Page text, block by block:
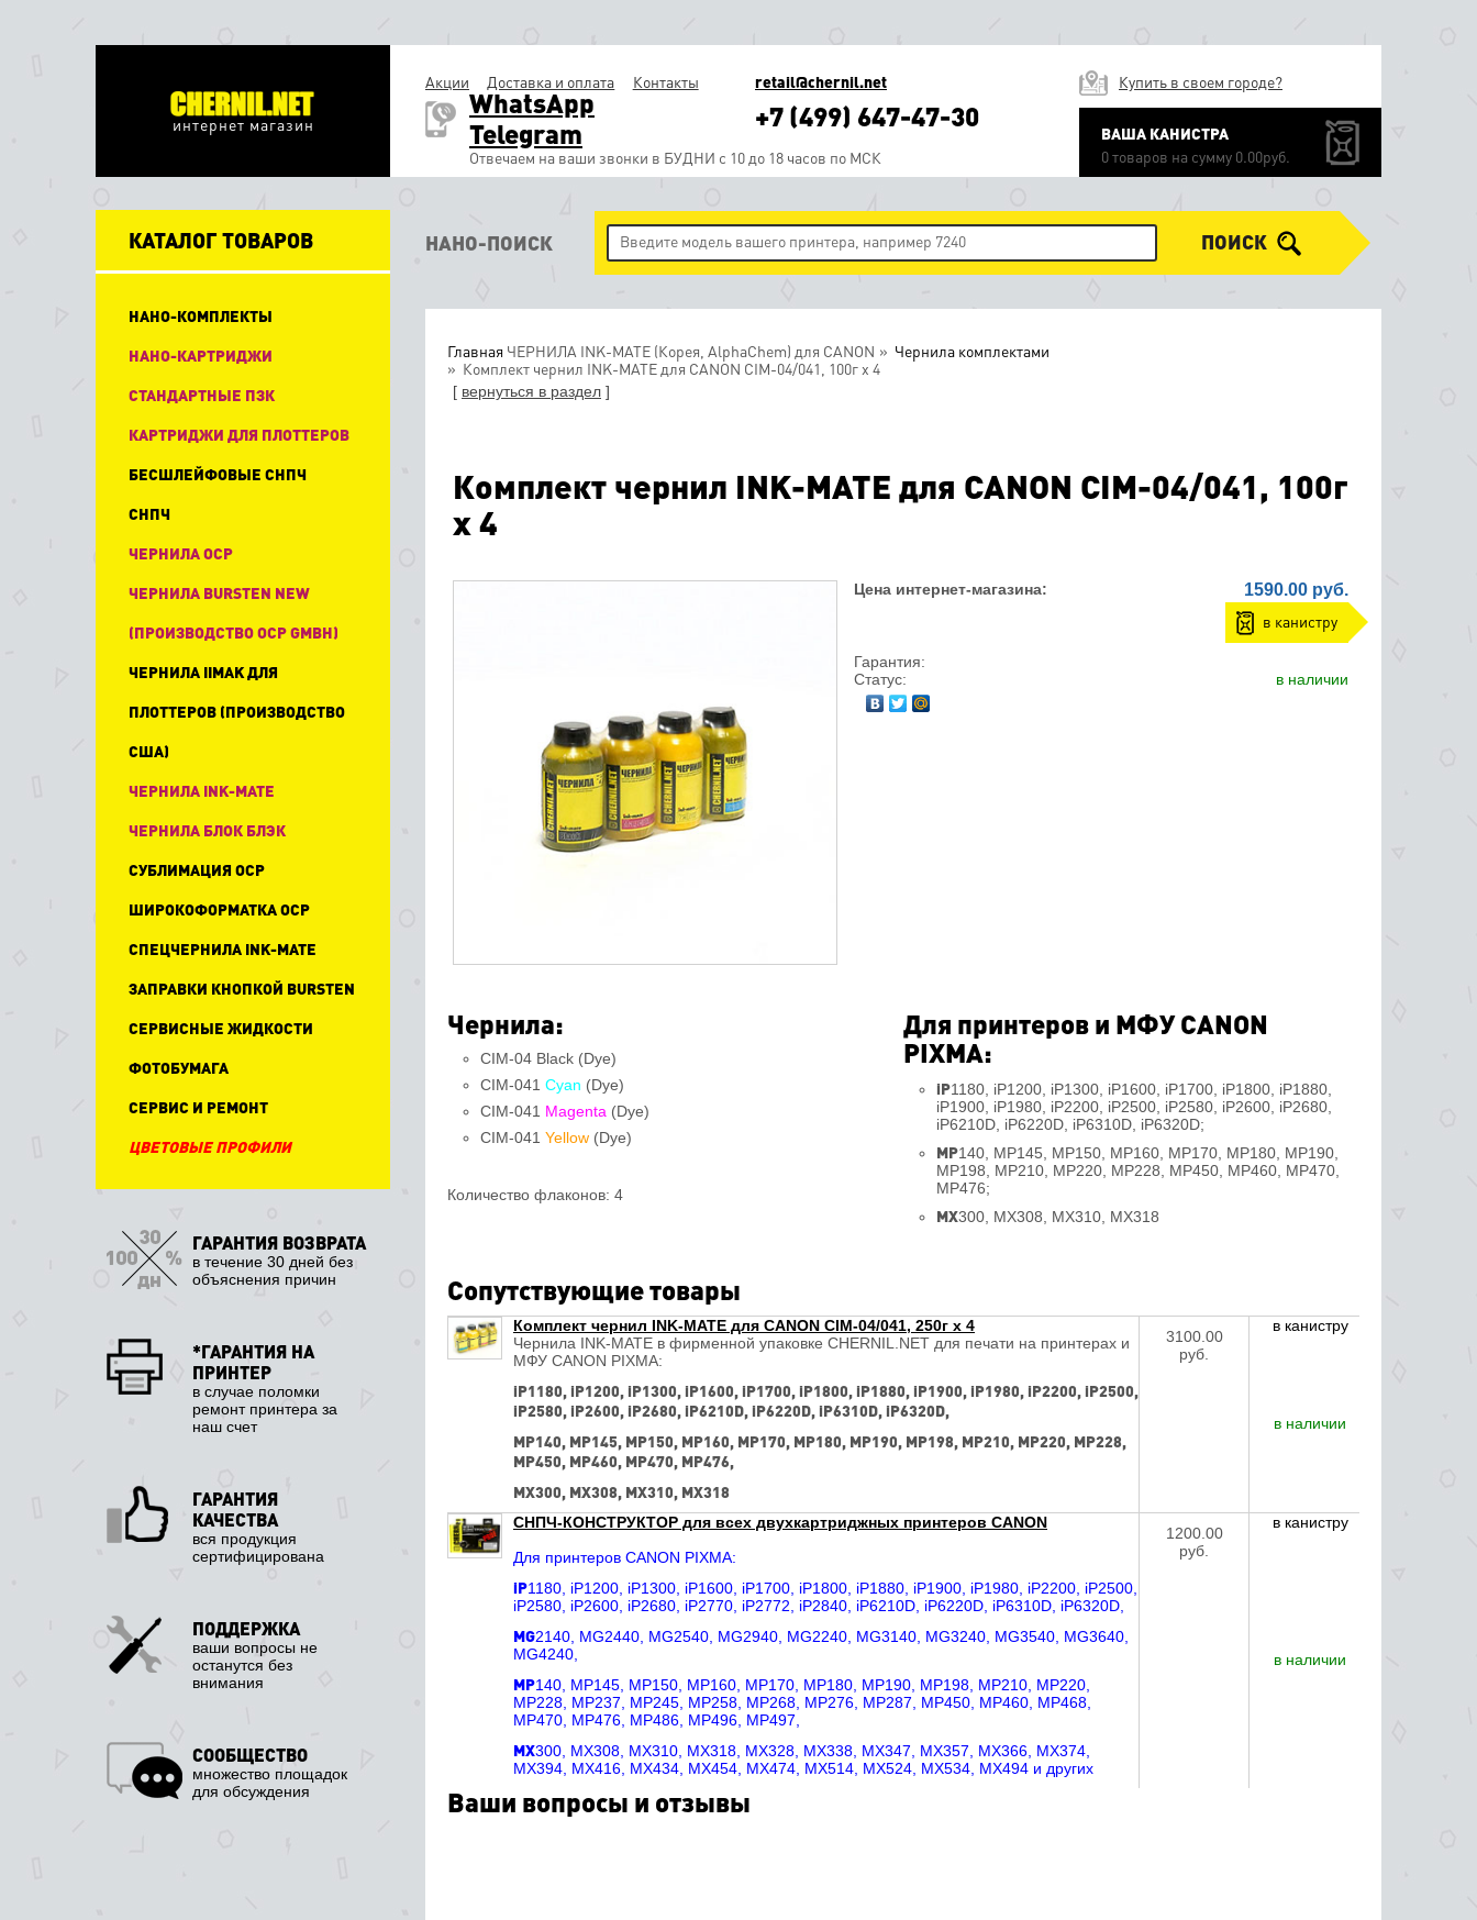
интернет магазин
Акции Доставка и оплата Контакты
WhatsApp
Telegram
retail@chernil.net
+7 (499) 647-47-30
Отвечаем на ваши звонки в БУДНИ с 10 до 18 часов по МСК
Купить в своем городе?
ВАША КАНИСТРА
0 товаров на сумму 0.00руб.
НАНО-ПОИСК ПОИСК
Главная ЧЕРНИЛА INK-MATE (Корея, AlphaChem) для CANON
Чернила комплектами
Комплект чернил INK-MATE для CANON CIM-04/041, 100г x 4
[ вернуться в раздел ]
Комплект чернил INK-MATE для CANON CIM-04/041, 100г
x 4
Цена интернет-магазина: 1590.00 руб.
в канистру
Гарантия:
Статус:
в наличии
Чернила:
СIM-04 Black (Dye)
СIM-041 Cyan (Dye)
СIM-041 Magenta (Dye)
СIM-041 Yellow (Dye)
Количество флаконов: 4
Для принтеров и МФУ CANON
PIXMA:
iP1180, iP1200, iP1300, iP1600, iP1700, iP1800, iP1880,
iP1900, iP1980, iP2200, iP2500, iP2580, iP2600, iP2680,
iP6210D, iP6220D, iP6310D, iP6320D;
MP140, MP145, MP150, MP160, MP170, MP180, MP190,
MP198, MP210, MP220, MP228, MP450, MP460, MP470,
MP476;
MX300, MX308, MX310, MX318
Сопутствующие товары
Комплект чернил INK-MATE для CANON CIM-04/041, 250г x 4
Чернила INK-MATE в фирменной упаковке CHERNIL.NET для печати на принтерах и
МФУ CANON PIXMA:
iP1180, iP1200, iP1300, iP1600, iP1700, iP1800, iP1880, iP1900, iP1980, iP2200, iP2500,
iP2580, iP2600, iP2680, iP6210D, iP6220D, iP6310D, iP6320D,
MP140, MP145, MP150, MP160, MP170, MP180, MP190, MP198, MP210, MP220, MP228,
MP450, MP460, MP470, MP476,
MX300, MX308, MX310, MX318
3100.00
руб.
в канистру
в наличии
СНПЧ-КОНСТРУКТОР для всех двухкартриджных принтеров CANON
Для принтеров CANON PIXMA:
iP1180, iP1200, iP1300, iP1600, iP1700, iP1800, iP1880, iP1900, iP1980, iP2200, iP2500,
iP2580, iP2600, iP2680, iP2770, iP2772, iP2840, iP6210D, iP6220D, iP6310D, iP6320D,
MG2140, MG2440, MG2540, MG2940, MG2240, MG3140, MG3240, MG3540, MG3640,
MG4240,
MP140, MP145, MP150, MP160, MP170, MP180, MP190, MP198, MP210, MP220,
MP228, MP237, MP245, MP258, MP268, MP276, MP287, MP450, MP460, MP468,
MP470, MP476, MP486, MP496, MP497,
MX300, MX308, MX310, MX318, MX328, MX338, MX347, MX357, MX366, MX374,
MX394, MX416, MX434, MX454, MX474, MX514, MX524, MX534, MX494 и других
1200.00
руб.
в канистру
в наличии
Ваши вопросы и отзывы
КАТАЛОГ ТОВАРОВ
НАНО-КОМПЛЕКТЫ
НАНО-КАРТРИДЖИ
СТАНДАРТНЫЕ ПЗК
КАРТРИДЖИ ДЛЯ ПЛОТТЕРОВ
БЕСШЛЕЙФОВЫЕ СНПЧ
СНПЧ
ЧЕРНИЛА OCP
ЧЕРНИЛА BURSTEN NEW
(ПРОИЗВОДСТВО OCP GMBH)
ЧЕРНИЛА IIMAK ДЛЯ
ПЛОТТЕРОВ (ПРОИЗВОДСТВО
США)
ЧЕРНИЛА INK-MATE
ЧЕРНИЛА БЛОК БЛЭК
СУБЛИМАЦИЯ OCP
ШИРОКОФОРМАТКА OCP
СПЕЦЧЕРНИЛА INK-MATE
ЗАПРАВКИ КНОПКОЙ BURSTEN
СЕРВИСНЫЕ ЖИДКОСТИ
ФОТОБУМАГА
СЕРВИС И РЕМОНТ
ЦВЕТОВЫЕ ПРОФИЛИ
ГАРАНТИЯ ВОЗВРАТА
в течение 30 дней без
объяснения причин
*ГАРАНТИЯ НА
ПРИНТЕР
в случае поломки
ремонт принтера за
наш счет
ГАРАНТИЯ
КАЧЕСТВА
вся продукция
сертифицирована
ПОДДЕРЖКА
ваши вопросы не
останутся без
внимания
СООБЩЕСТВО
множество площадок
для обсуждения